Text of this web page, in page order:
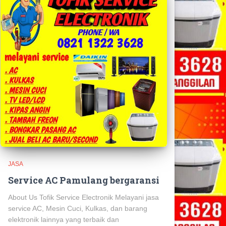
JASA
Service AC Pamulang bergaransi
About Us Tofik Service Electronik Melayani jasa
service AC, Mesin Cuci, Kulkas, dan barang
elektronik lainnya yang terbaik dan